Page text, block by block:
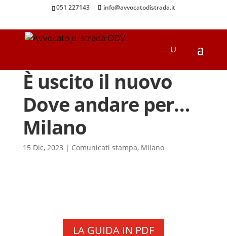
051 227143 info@avvocatodistrada.it
È uscito il nuovo
Dove andare per…
Milano
15 Dic, 2023 | Comunicati stampa, Milano
LA GUIDA IN PDF